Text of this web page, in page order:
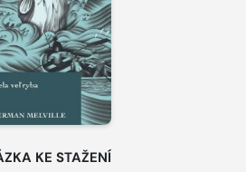
KE STAŽENÍ